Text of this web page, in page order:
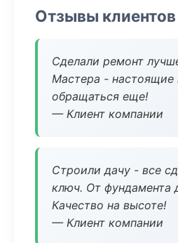
Отзывы клиентов
Сделали ремонт
Мастера -
обращаться еще!
— Клиент компании
Строили дачу - все
ключ. От фундамента
Качество на высоте!
— Клиент компании